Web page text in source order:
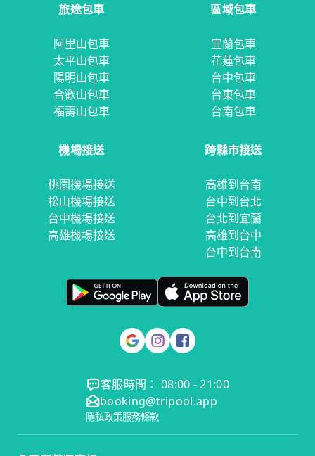
旅途包車
阿里山包車
太平山包車
陽明山包車
合歡山包車
福壽山包車
區域包車
宜蘭包車
花蓮包車
台中包車
台東包車
台南包車
機場接送
桃園機場接送
松山機場接送
台中機場接送
高雄機場接送
跨縣市接送
高雄到台南
台中到台北
台北到宜蘭
高雄到台中
台中到台南
客服時間： 08:00 - 21:00
booking@tripool.app
隱私政策服務條款